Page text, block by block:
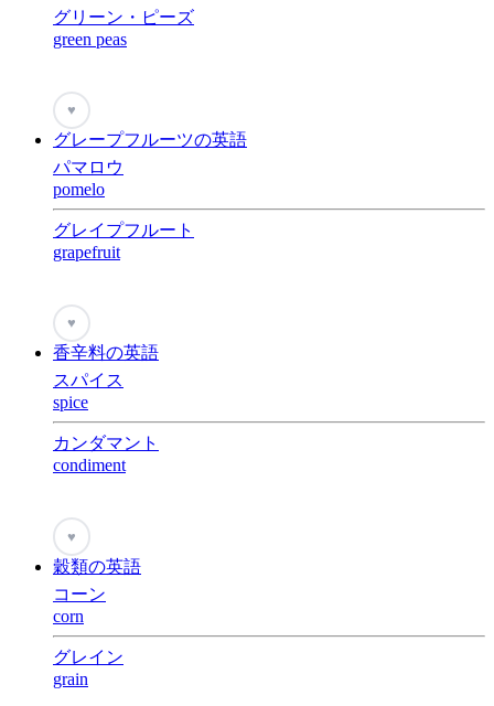
グリーン・ピーズ
green peas
♥
グレープフルーツの英語
パマロウ
pomelo
グレイプフルート
grapefruit
♥
香辛料の英語
スパイス
spice
カンダマント
condiment
♥
穀類の英語
コーン
corn
グレイン
grain